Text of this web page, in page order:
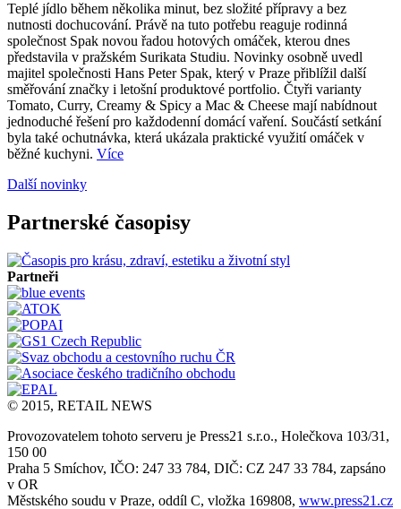
Teplé jídlo během několika minut, bez složité přípravy a bez
nutnosti dochucování. Právě na tuto potřebu reaguje rodinná
společnost Spak novou řadou hotových omáček, kterou dnes
představila v pražském Surikata Studiu. Novinky osobně uvedl
majitel společnosti Hans Peter Spak, který v Praze přiblížil další
směřování značky i letošní produktové portfolio. Čtyři varianty
Tomato, Curry, Creamy & Spicy a Mac & Cheese mají nabídnout
jednoduché řešení pro každodenní domácí vaření. Součástí setkání
byla také ochutnávka, která ukázala praktické využití omáček v
běžné kuchyni. Více
Další novinky
Partnerské časopisy
Partneři
© 2015, RETAIL NEWS
Provozovatelem tohoto serveru je Press21 s.r.o., Holečkova 103/31,
150 00
Praha 5 Smíchov, IČO: 247 33 784, DIČ: CZ 247 33 784, zapsáno
v OR
Městského soudu v Praze, oddíl C, vložka 169808, www.press21.cz